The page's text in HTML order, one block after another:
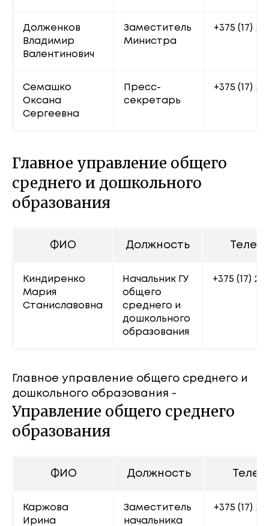
Долженков
Владимир
Валентинович
Заместитель
Министра
+375 (17)
Семашко
Оксана
Сергеевна
Пресс-
секретарь
+375 (17)
Главное управление общего
среднего и дошкольного
образования
ФИО Должность
Киндиренко
Мария
Станиславовна
Начальник ГУ
общего
среднего и
дошкольного
образования
+375 (17)
Главное управление общего среднего и
дошкольного образования -
Управление общего среднего
образования
ФИО Должность
Каржова
Ирина
Заместитель
начальника
+375 (17)